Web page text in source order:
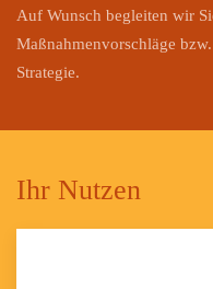
Auf Wunsch begleiten wir
Maßnahmenvorschläge
Strategie.
Ihr Nutzen